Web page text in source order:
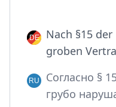
Nach §15
groben
Согласно §
грубо